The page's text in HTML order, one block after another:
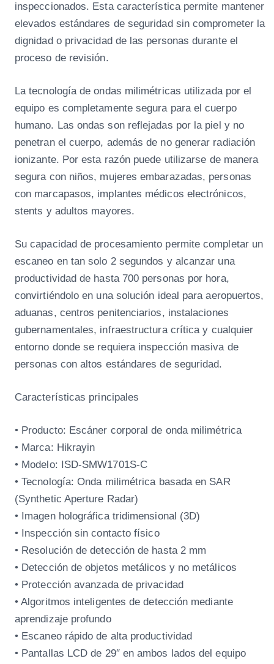
inspeccionados. Esta característica permite mantener
elevados estándares de seguridad sin comprometer la
dignidad o privacidad de las personas durante el
proceso de revisión.
La tecnología de ondas milimétricas utilizada por el
equipo es completamente segura para el cuerpo
humano. Las ondas son reflejadas por la piel y no
penetran el cuerpo, además de no generar radiación
ionizante. Por esta razón puede utilizarse de manera
segura con niños, mujeres embarazadas, personas
con marcapasos, implantes médicos electrónicos,
stents y adultos mayores.
Su capacidad de procesamiento permite completar un
escaneo en tan solo 2 segundos y alcanzar una
productividad de hasta 700 personas por hora,
convirtiéndolo en una solución ideal para aeropuertos,
aduanas, centros penitenciarios, instalaciones
gubernamentales, infraestructura crítica y cualquier
entorno donde se requiera inspección masiva de
personas con altos estándares de seguridad.
Características principales
• Producto: Escáner corporal de onda milimétrica
• Marca: Hikrayin
• Modelo: ISD-SMW1701S-C
• Tecnología: Onda milimétrica basada en SAR
(Synthetic Aperture Radar)
• Imagen holográfica tridimensional (3D)
• Inspección sin contacto físico
• Resolución de detección de hasta 2 mm
• Detección de objetos metálicos y no metálicos
• Protección avanzada de privacidad
• Algoritmos inteligentes de detección mediante
aprendizaje profundo
• Escaneo rápido de alta productividad
• Pantallas LCD de 29″ en ambos lados del equipo